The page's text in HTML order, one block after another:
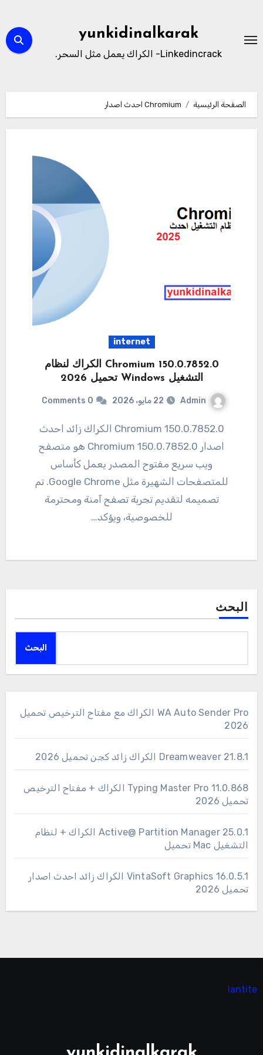
المحتوى
yunkidinalkarak
Linkedincrack- الكراك يعمل مثل السحر.
الصفحة الرئيسية Chromium احدث اصدار
internet
Chromium 150.0.7852.0 الكراك لنظام
التشغيل Windows تحميل 2026
Admin 22 مايو، 2026 0 Comments
Chromium 150.0.7852.0 الكراك زائد احدث
اصدار 150.0.7852.0 Chromium هو متصفح
ويب سريع مفتوح المصدر يعمل كأساس
للمتصفحات الشهيرة مثل Google Chrome. تم
تصميمه لتقديم تجربة تصفح آمنة ومحترمة
للخصوصية، ويؤكد…
البحث
البحث
WA Auto Sender Pro الكراك مع مفتاح الترخيص تحميل
2026
Dreamweaver 21.8.1 الكراك زائد كجن تحميل 2026
11.0.868 Typing Master Pro الكراك + مفتاح الترخيص
تحميل 2026
25.0.1 Active@ Partition Manager الكراك + لنظام
التشغيل Mac تحميل
16.0.5.1 VintaSoft Graphics الكراك زائد احدث اصدار
تحميل 2026
lantite